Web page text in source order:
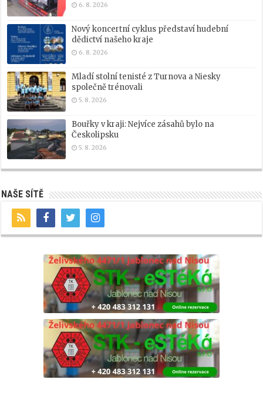
6. 8. 2026
Nový koncertní cyklus představí hudební
dědictví našeho kraje
6. 8. 2026
Mladí stolní tenisté z Turnova a Niesky
společně trénovali
5. 8. 2026
Bouřky v kraji: Nejvíce zásahů bylo na
Českolipsku
5. 8. 2026
NAŠE SÍTĚ